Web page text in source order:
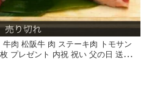
肉 松阪牛 肉 ステーキ肉 トモサン
プレゼント 内祝 祝い 父の日 送料無
坂牛 食べ物 肉 冷凍 お祝い 内祝い お